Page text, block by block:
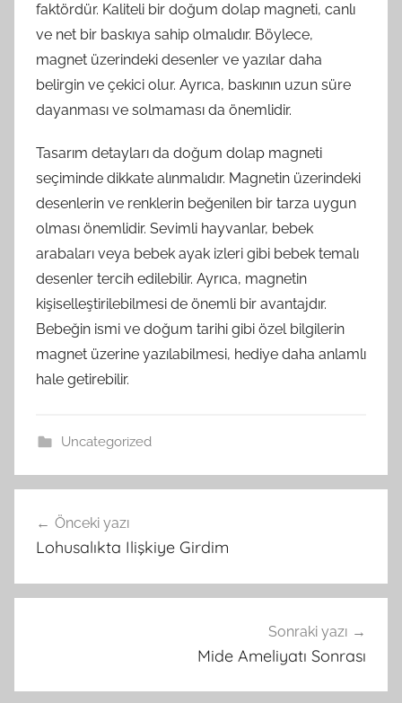
faktördür. Kaliteli bir doğum dolap magneti, canlı
ve net bir baskıya sahip olmalıdır. Böylece,
magnet üzerindeki desenler ve yazılar daha
belirgin ve çekici olur. Ayrıca, baskının uzun süre
dayanması ve solmaması da önemlidir.
Tasarım detayları da doğum dolap magneti
seçiminde dikkate alınmalıdır. Magnetin üzerindeki
desenlerin ve renklerin beğenilen bir tarza uygun
olması önemlidir. Sevimli hayvanlar, bebek
arabaları veya bebek ayak izleri gibi bebek temalı
desenler tercih edilebilir. Ayrıca, magnetin
kişiselleştirilebilmesi de önemli bir avantajdır.
Bebeğin ismi ve doğum tarihi gibi özel bilgilerin
magnet üzerine yazılabilmesi, hediye daha anlamlı
hale getirebilir.
Uncategorized
gezinmesi
Önceki yazı
Lohusalıkta Ilişkiye Girdim
Sonraki yazı
Mide Ameliyatı Sonrası